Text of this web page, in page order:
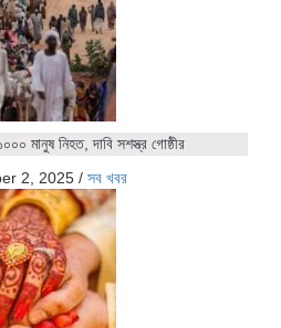
মানুষ নিহত, দাবি সশস্ত্র গোষ্ঠীর
2, 2025 / সব খবর